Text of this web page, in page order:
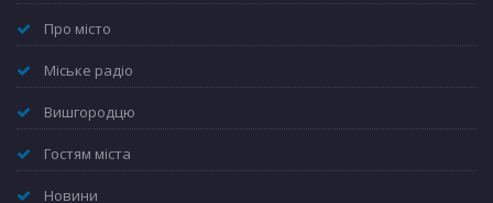
Про місто
Міське радіо
Вишгородцю
Гостям міста
Новини